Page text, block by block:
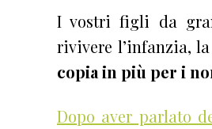
I vostri figli da
rivivere l’infanzia,
copia in più per i
Dopo aver parlato